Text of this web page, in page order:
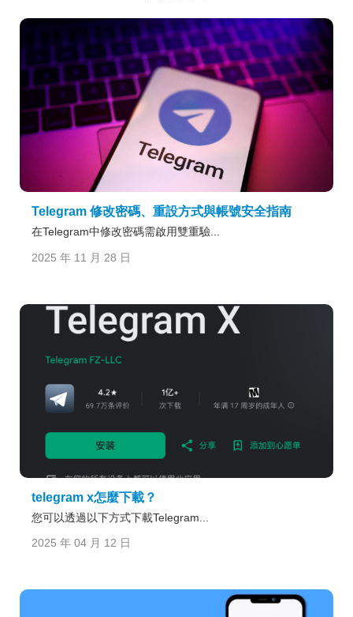
Telegram 修改密碼、重設方式與帳號安全指南
在Telegram中修改密碼需啟用雙重驗...
2025 年 11 月 28 日
telegram x怎麼下載？
​您可以透過以下方式下載Telegram...
2025 年 04 月 12 日